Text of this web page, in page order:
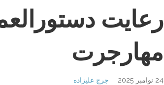
رعایت
مهارجرت
24 نوامبر 2025 جرج علیزاده